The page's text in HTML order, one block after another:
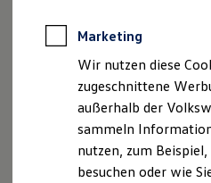
Anpfiff zum Gewinn
Elektroautos
ID. Tutorials
Reichweite
Reichweite der
Reichweite im
Probefahrt
Marketing
Wir nutzen diese
zugeschnittene
außerhalb der
sammeln
nutzen, zum
besuchen oder wie